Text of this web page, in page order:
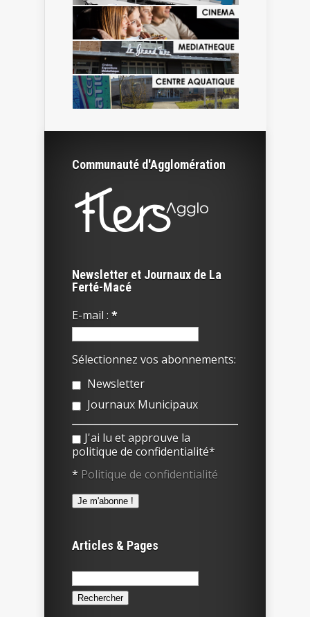
Communauté d'Agglomération
Newsletter et Journaux de La
Ferté-Macé
E-mail : *
Sélectionnez vos abonnements:
Newsletter
Journaux Municipaux
J'ai lu et approuve la
politique de confidentialité*
* Politique de confidentialité
Articles & Pages
Rechercher :